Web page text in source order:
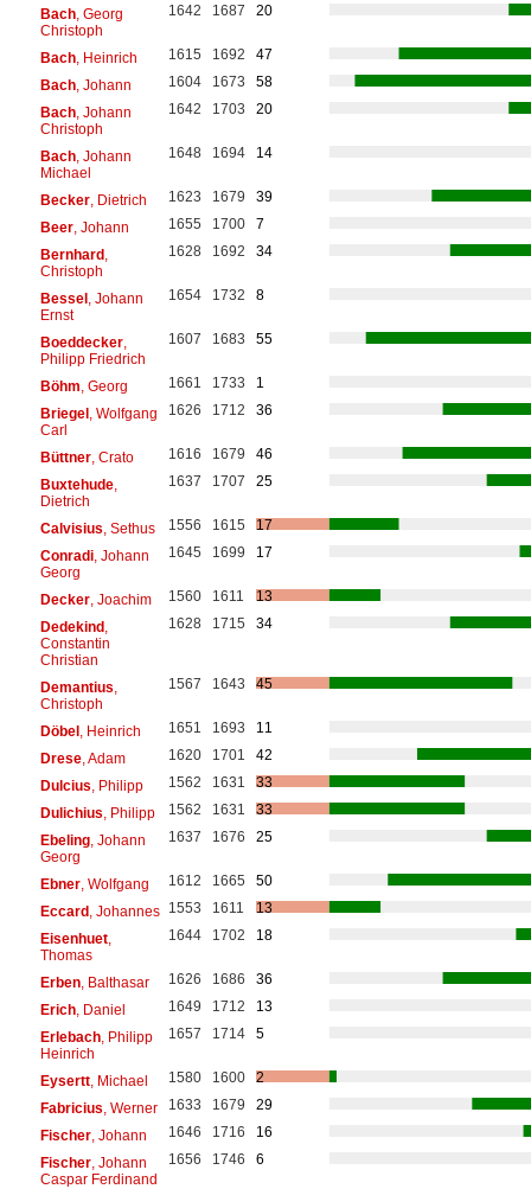
Bach, Georg
Christoph
1642 1687 20
Bach, Heinrich 1615 1692
47
Bach, Johann 1604 1673
58
Bach, Johann
Christoph
1642 1703 20
Bach, Johann
Michael
1648 1694 14
Becker, Dietrich 1623 1679
39
Beer, Johann 1655 1700
7
Bernhard,
Christoph
1628 1692 34
Bessel, Johann
Ernst
1654 1732 8
Boeddecker,
Philipp Friedrich
1607 1683 55
Böhm , Georg 1661 1733
1
Briegel, Wolfgang
Carl
1626 1712 36
Büttner, Crato 1616 1679
46
Buxtehude,
Dietrich
1637 1707 25
Calvisius , Sethus 1556 1615
17
Conradi, Johann
Georg
1645 1699 17
Decker, Joachim 1560 1611
13
Dedekind,
Constantin
Christian
1628 1715 34
Demantius
Christoph
1567 1643 45
Döbel, Heinrich 1651 1693
11
Drese, Adam 1620 1701
42
Dulcius , Philipp 1562 1631
33
Dulichius , Philipp 1562 1631
33
Ebeling, Johann
Georg
1637 1676 25
Ebner, Wolfgang 1612 1665
50
Eccard, Johannes 1553 1611
13
Eisenhuet,
Thomas
1644 1702 18
Erben, Balthasar 1626 1686
36
Erich, Daniel 1649 1712
13
Erlebach, Philipp
Heinrich
1657 1714 5
Eysertt, Michael 1580 1600
2
Fabricius , Werner 1633 1679
29
Fischer, Johann 1646 1716
16
Fischer, Johann
Caspar Ferdinand
1656 1746 6